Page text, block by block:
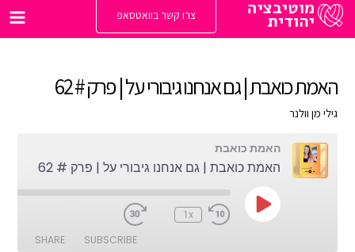
לתוכן
צרו קשר בוואטסאפ
האמת כואבת | גם אנחנו גיבורי על | פרק # 62
גילי מן וולנר
האמת כואבת
האמת כואבת | גם אנחנו גיבורי על | פרק # 62
Play
Episode
1x
SUBSCRIBE
SHARE